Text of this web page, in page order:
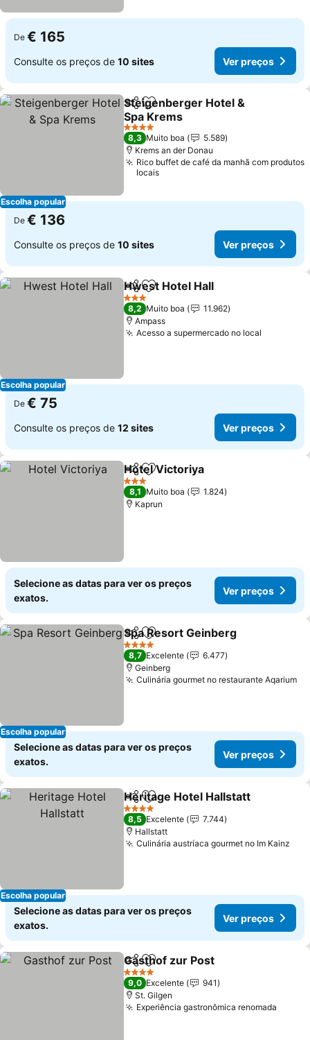
De € 165
Consulte os preços de 10 sites Ver preços
Escolha popular
PartilharAdicionar aos favoritos
Steigenberger Hotel &
Spa Krems
Ver preços
4 Estrelas
8,3 Muito boa
5.589
Krems an der Donau
Rico buffet de café da manhã com produtos
locais
De € 136
Consulte os preços de 10 sites Ver preços
Escolha popular
PartilharAdicionar aos favoritos
Hwest Hotel Hall
3 Estrelas
8,2 Muito boa
11.962
Ampass
Acesso a supermercado no local
De € 75
Consulte os preços de 12 sites Ver preços
PartilharAdicionar aos favoritos
Hotel Victoriya
3 Estrelas
8,1 Muito boa
1.824
Kaprun
Selecione as datas para ver os preços
exatos.
Ver preços
Escolha popular
PartilharAdicionar aos favoritos
Spa Resort Geinberg
4 Estrelas
8,7 Excelente
6.477
Geinberg
Culinária gourmet no restaurante Aqarium
Selecione as datas para ver os preços
exatos.
Ver preços
Escolha popular
PartilharAdicionar aos favoritos
Heritage Hotel Hallstatt
4 Estrelas
8,5 Excelente
7.744
Hallstatt
Culinária austríaca gourmet no Im Kainz
Selecione as datas para ver os preços
exatos.
Ver preços
PartilharAdicionar aos favoritos
Gasthof zur Post
4 Estrelas
9,0 Excelente
941
St. Gilgen
Experiência gastronômica renomada